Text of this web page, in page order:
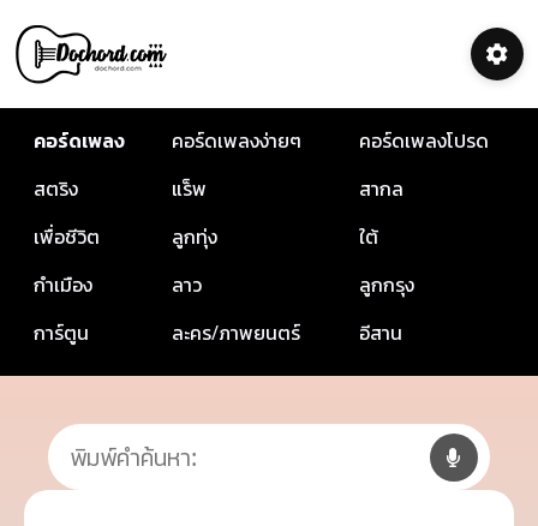
คอร์ดเพลง คอร์ดเพลงง่ายๆ
คอร์ดเพลงโปรด
สตริง
แร็พ
สากล
เพื่อชีวิต
ลูกทุ่ง
ใต้
กำเมือง
ลาว
ลูกกรุง
การ์ตูน
ละคร/ภาพยนตร์ อีสาน